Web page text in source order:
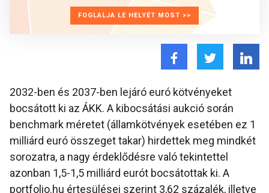
FOGLALJA LE HELYÉT MOST >>
2032-ben és 2037-ben lejáró euró kötvényeket
bocsátott ki az ÁKK. A kibocsátási aukció során
benchmark méretet (államkötvények esetében ez 1
milliárd euró összeget takar) hirdettek meg mindkét
sorozatra, a nagy érdeklődésre való tekintettel
azonban 1,5-1,5 milliárd eurót bocsátottak ki. A
portfolio.hu értesülései szerint 3,62 százalék, illetve